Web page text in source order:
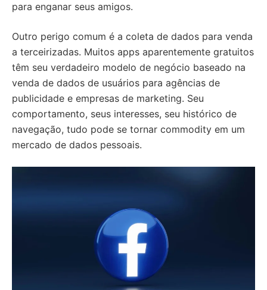
para enganar seus amigos.
Outro perigo comum é a coleta de dados para venda
a terceirizadas. Muitos apps aparentemente gratuitos
têm seu verdadeiro modelo de negócio baseado na
venda de dados de usuários para agências de
publicidade e empresas de marketing. Seu
comportamento, seus interesses, seu histórico de
navegação, tudo pode se tornar commodity em um
mercado de dados pessoais.